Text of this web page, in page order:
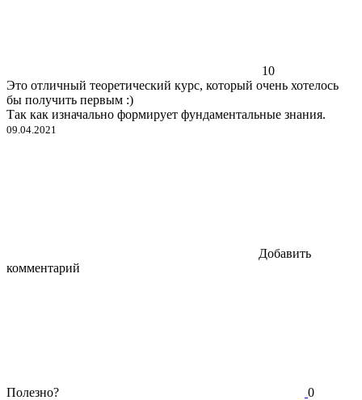
10
Это отличный теоретический курс, который очень хотелось
бы получить первым :)
Так как изначально формирует фундаментальные знания.
09.04.2021
Добавить
комментарий
Полезно? 0